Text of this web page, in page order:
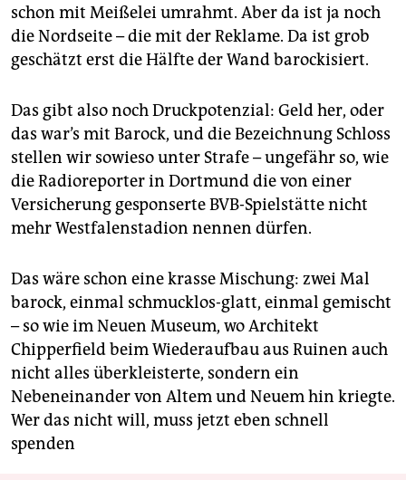
schon mit Meißelei umrahmt. Aber da ist ja noch
die Nordseite – die mit der Reklame. Da ist grob
geschätzt erst die Hälfte der Wand barockisiert.
Das gibt also noch Druckpotenzial: Geld her, oder
das war’s mit Barock, und die Bezeichnung Schloss
stellen wir sowieso unter Strafe – ungefähr so, wie
die Radioreporter in Dortmund die von einer
Versicherung gesponserte BVB-Spielstätte nicht
mehr Westfalenstadion nennen dürfen.
Das wäre schon eine krasse Mischung: zwei Mal
barock, einmal schmucklos-glatt, einmal gemischt
– so wie im Neuen Museum, wo Architekt
Chipperfield beim Wiederaufbau aus Ruinen auch
nicht alles überkleisterte, sondern ein
Nebeneinander von Altem und Neuem hin kriegte.
Wer das nicht will, muss jetzt eben schnell
spenden